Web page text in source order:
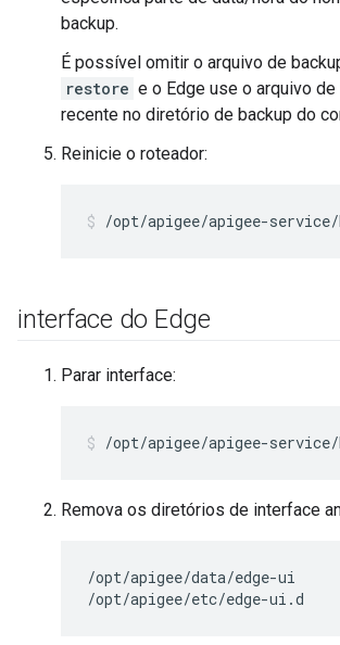
backup.
É possível omitir o arquivo de
restore e o Edge use o arquivo
recente no diretório de backup do
Reinicie o roteador:
/opt/apigee/apigee-
interface do Edge
Parar interface:
/opt/apigee/apigee-
Remova os diretórios de interface
/opt/apigee/data/edge-ui
/opt/apigee/etc/edge-ui.d